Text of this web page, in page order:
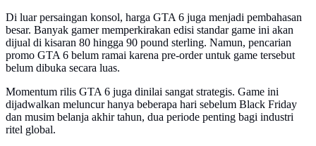
Di luar persaingan konsol, harga GTA 6 juga menjadi pembahasan
besar. Banyak gamer memperkirakan edisi standar game ini akan
dijual di kisaran 80 hingga 90 pound sterling. Namun, pencarian
promo GTA 6 belum ramai karena pre-order untuk game tersebut
belum dibuka secara luas.
Momentum rilis GTA 6 juga dinilai sangat strategis. Game ini
dijadwalkan meluncur hanya beberapa hari sebelum Black Friday
dan musim belanja akhir tahun, dua periode penting bagi industri
ritel global.